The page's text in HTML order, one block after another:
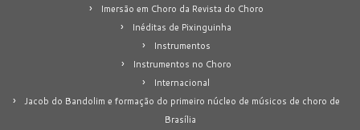
Imersão em Choro da Revista do Choro
Inéditas de Pixinguinha
Instrumentos
Instrumentos no Choro
Internacional
Jacob do Bandolim e formação do primeiro núcleo de músicos de choro de
Brasília